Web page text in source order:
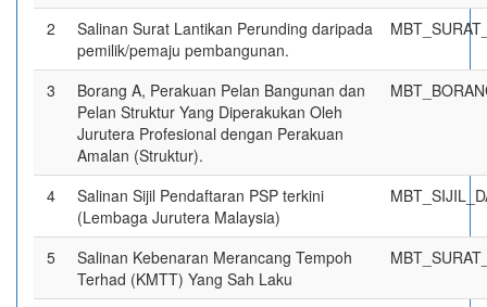
2
Salinan Surat Lantikan Perunding daripada
pemilik/pemaju pembangunan.
3
Borang A, Perakuan Pelan Bangunan dan
Pelan Struktur Yang Diperakukan Oleh
Jurutera Profesional dengan Perakuan
Amalan (Struktur).
4
Salinan Sijil Pendaftaran PSP terkini
(Lembaga Jurutera Malaysia)
5
Salinan Kebenaran Merancang Tempoh
Terhad (KMTT) Yang Sah Laku